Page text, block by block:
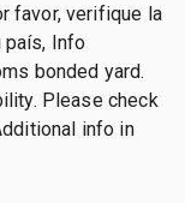
favor, verifique la
país, Info
bonded yard.
Please check
info in